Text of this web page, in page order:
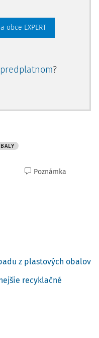
i rôzne
na
obce EXPERT
predplatnom?
Poznámka
z plastových obalov
recyklačné